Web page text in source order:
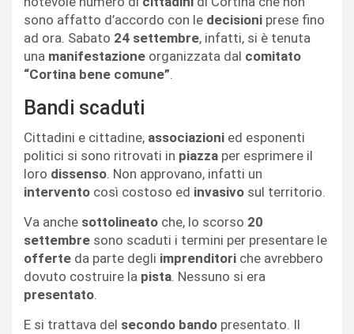
sono affatto d’accordo con le decisioni prese fino
ad ora. Sabato 24 settembre, infatti, si è tenuta
una manifestazione organizzata dal comitato
“Cortina bene comune”.
Bandi scaduti
Cittadini e cittadine, associazioni ed esponenti
politici si sono ritrovati in piazza per esprimere il
loro dissenso. Non approvano, infatti un
intervento così costoso ed invasivo sul territorio.
Va anche sottolineato che, lo scorso 20
settembre sono scaduti i termini per presentare le
offerte da parte degli imprenditori che avrebbero
dovuto costruire la pista. Nessuno si era
presentato.
E si trattava del secondo bando presentato. Il